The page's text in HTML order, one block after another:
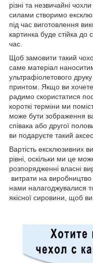
різні та незвичайні
силами створимо
під час виготовлення
картинка буде стійка
час.
Щоб замовити такий
саме матеріал
ультрафіолетового
принтом. Якщо ви
радимо скористатися
короткі терміни ми
може бути зображення
співака або другої
ви подаруєте такий
Вартість ексклюзивних
рівні, оскільки ми це
розпорядженні власні
витрати на виробництво
нами налагоджувалися
якісної сировини, щоб